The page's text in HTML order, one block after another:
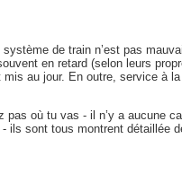
de train n’est pas
en retard (selon leurs
au jour. En outre, service à
pas où tu vas - il n’y a aucune
ils sont tous montrent détaillée